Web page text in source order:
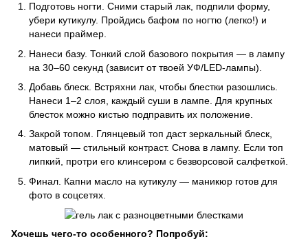
Подготовь ногти. Сними старый лак, подпили форму,
убери кутикулу. Пройдись бафом по ногтю (легко!) и
нанеси праймер.
Нанеси базу. Тонкий слой базового покрытия — в лампу
на 30–60 секунд (зависит от твоей УФ/LED-лампы).
Добавь блеск. Встряхни лак, чтобы блестки разошлись.
Нанеси 1–2 слоя, каждый суши в лампе. Для крупных
блесток можно кистью подправить их положение.
Закрой топом. Глянцевый топ даст зеркальный блеск,
матовый — стильный контраст. Снова в лампу. Если топ
липкий, протри его клинсером с безворсовой салфеткой.
Финал. Капни масло на кутикулу — маникюр готов для
фото в соцсетях.
Хочешь чего-то особенного? Попробуй: